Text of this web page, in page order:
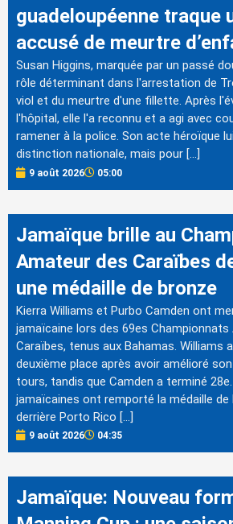
guadeloupéenne traque
accusé de meurtre
Susan Higgins, marquée par un passé
rôle déterminant dans l'arrestation de
viol et du meurtre d'une fillette. Après
l'hôpital, elle l'a reconnu et a agi avec
ramener à la police. Son acte héroïque
distinction nationale, mais pour […]
9 août 2026 05:00
Jamaïque brille au
Amateur des Caraïbes
une médaille de bronze
Kierra Williams et Purbo Camden ont
jamaïcaine lors des 69es
Caraïbes, tenus aux Bahamas. Williams
deuxième place après avoir amélioré
tours, tandis que Camden a terminé
jamaïcaines ont remporté la médaille
derrière Porto Rico […]
9 août 2026 04:35
Jamaïque: Nouveau